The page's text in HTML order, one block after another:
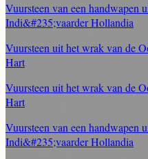
Vuursteen van een handwapen
Indi&#235;vaarder Hollandia
Vuursteen uit het wrak van de
Hart
Vuursteen uit het wrak van de
Hart
Vuursteen van een handwapen
Indi&#235;vaarder Hollandia